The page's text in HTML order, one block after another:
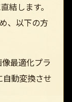
結します。
、以下の方
最適化プラ
動変換させ